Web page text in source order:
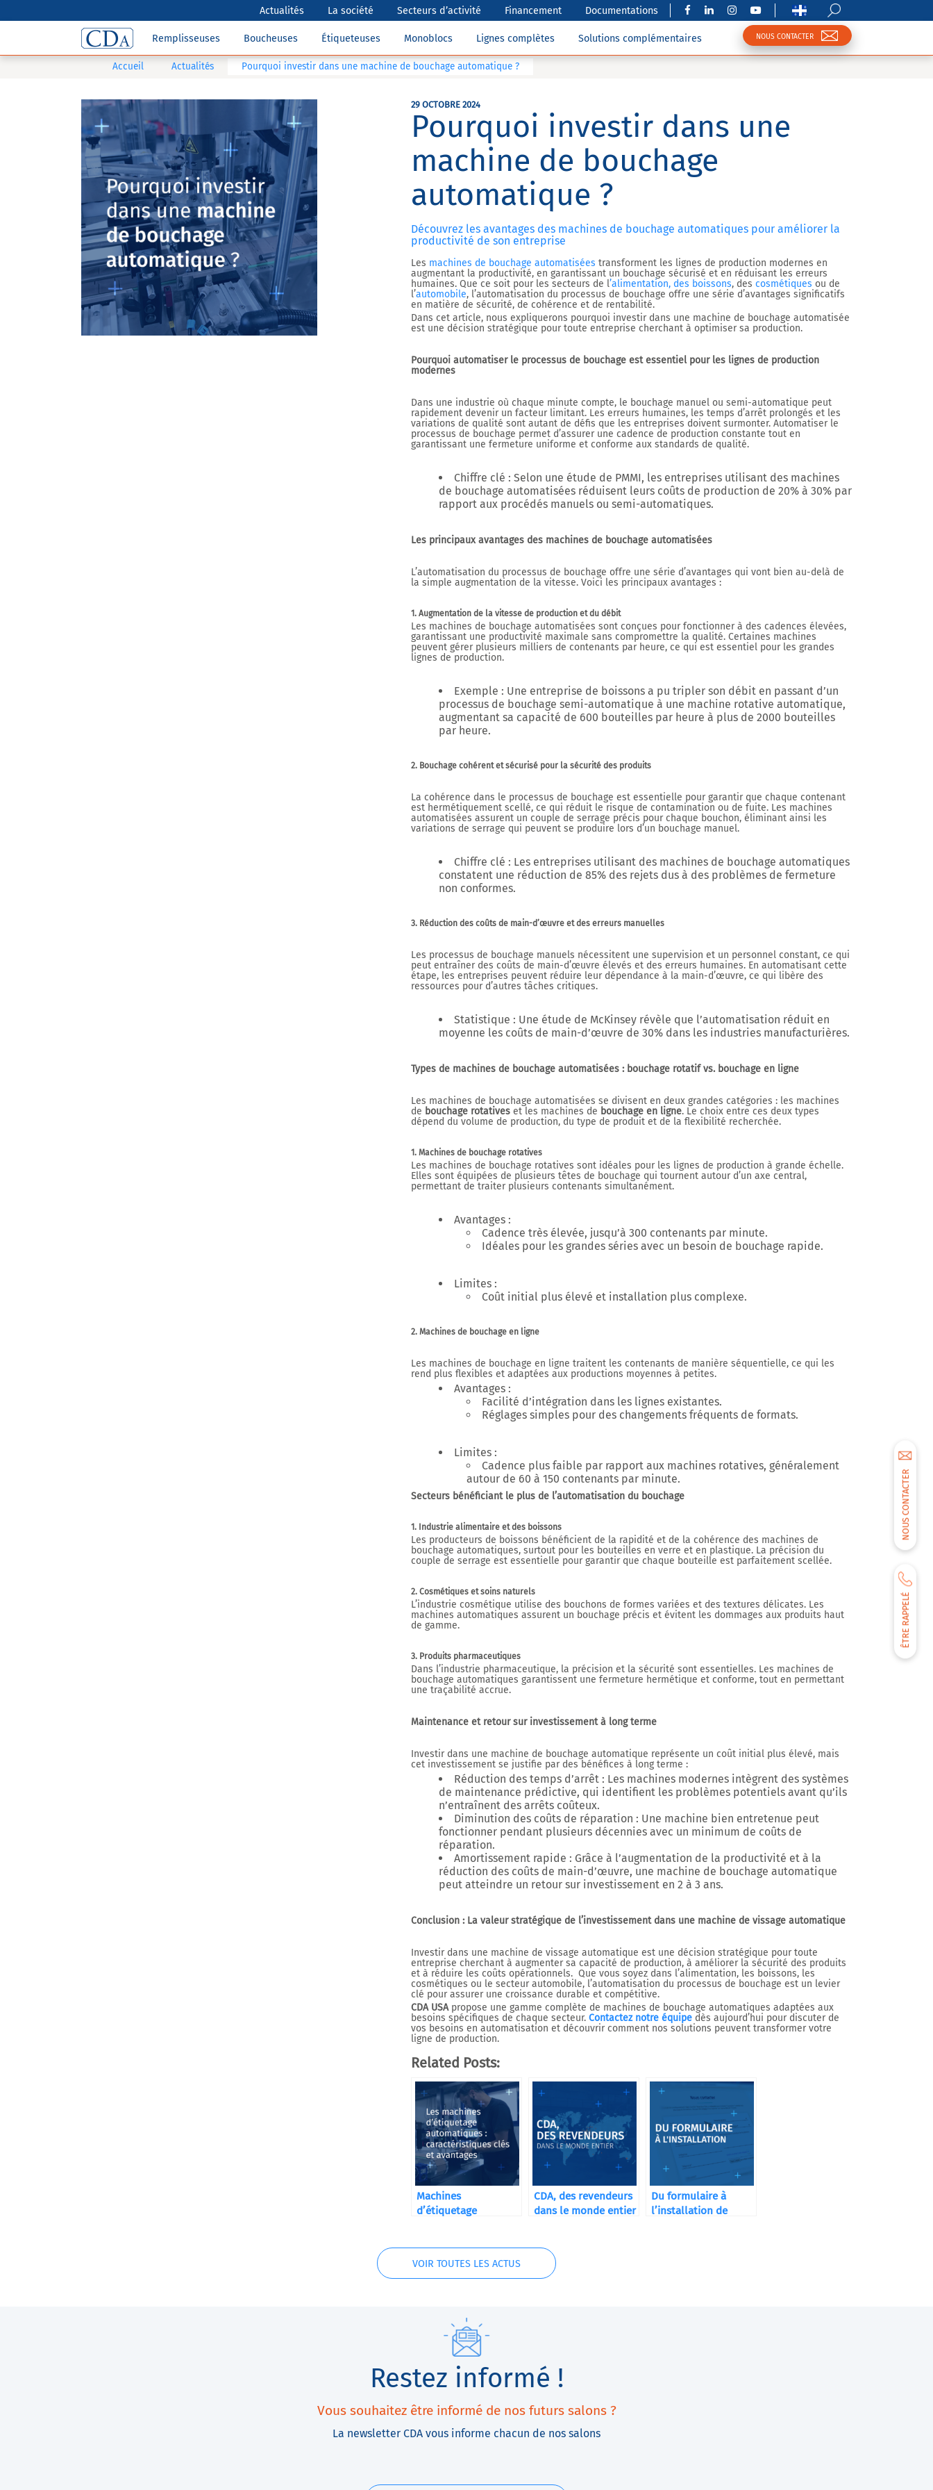
Actualités La société Secteurs d’activité Financement Documentations
Remplisseuses Boucheuses Étiqueteuses Monoblocs Lignes complètes Solutions complémentaires NOUS CONTACTER
NOUS CONTACTER
ÊTRE RAPPELÉ
Accueil Actualités Pourquoi investir dans une machine de bouchage automatique ?
29 OCTOBRE 2024
Pourquoi investir dans une
machine de bouchage
automatique ?
Découvrez les avantages des machines de bouchage automatiques pour améliorer la
productivité de son entreprise
Les machines de bouchage automatisées transforment les lignes de production modernes en
augmentant la productivité, en garantissant un bouchage sécurisé et en réduisant les erreurs
humaines. Que ce soit pour les secteurs de l’alimentation, des boissons, des cosmétiques ou de
l’automobile, l’automatisation du processus de bouchage offre une série d’avantages significatifs
en matière de sécurité, de cohérence et de rentabilité.
Dans cet article, nous expliquerons pourquoi investir dans une machine de bouchage automatisée
est une décision stratégique pour toute entreprise cherchant à optimiser sa production.
Pourquoi automatiser le processus de bouchage est essentiel pour les lignes de production
modernes
Dans une industrie où chaque minute compte, le bouchage manuel ou semi-automatique peut
rapidement devenir un facteur limitant. Les erreurs humaines, les temps d’arrêt prolongés et les
variations de qualité sont autant de défis que les entreprises doivent surmonter. Automatiser le
processus de bouchage permet d’assurer une cadence de production constante tout en
garantissant une fermeture uniforme et conforme aux standards de qualité.
Chiffre clé : Selon une étude de PMMI, les entreprises utilisant des machines
de bouchage automatisées réduisent leurs coûts de production de 20% à 30% par
rapport aux procédés manuels ou semi-automatiques.
Les principaux avantages des machines de bouchage automatisées
L’automatisation du processus de bouchage offre une série d’avantages qui vont bien au-delà de
la simple augmentation de la vitesse. Voici les principaux avantages :
1. Augmentation de la vitesse de production et du débit
Les machines de bouchage automatisées sont conçues pour fonctionner à des cadences élevées,
garantissant une productivité maximale sans compromettre la qualité. Certaines machines
peuvent gérer plusieurs milliers de contenants par heure, ce qui est essentiel pour les grandes
lignes de production.
Exemple : Une entreprise de boissons a pu tripler son débit en passant d’un
processus de bouchage semi-automatique à une machine rotative automatique,
augmentant sa capacité de 600 bouteilles par heure à plus de 2000 bouteilles
par heure.
2. Bouchage cohérent et sécurisé pour la sécurité des produits
La cohérence dans le processus de bouchage est essentielle pour garantir que chaque contenant
est hermétiquement scellé, ce qui réduit le risque de contamination ou de fuite. Les machines
automatisées assurent un couple de serrage précis pour chaque bouchon, éliminant ainsi les
variations de serrage qui peuvent se produire lors d’un bouchage manuel.
Chiffre clé : Les entreprises utilisant des machines de bouchage automatiques
constatent une réduction de 85% des rejets dus à des problèmes de fermeture
non conformes.
3. Réduction des coûts de main-d’œuvre et des erreurs manuelles
Les processus de bouchage manuels nécessitent une supervision et un personnel constant, ce qui
peut entraîner des coûts de main-d’œuvre élevés et des erreurs humaines. En automatisant cette
étape, les entreprises peuvent réduire leur dépendance à la main-d’œuvre, ce qui libère des
ressources pour d’autres tâches critiques.
Statistique : Une étude de McKinsey révèle que l’automatisation réduit en
moyenne les coûts de main-d’œuvre de 30% dans les industries manufacturières.
Types de machines de bouchage automatisées : bouchage rotatif vs. bouchage en ligne
Les machines de bouchage automatisées se divisent en deux grandes catégories : les machines
de bouchage rotatives et les machines de bouchage en ligne. Le choix entre ces deux types
dépend du volume de production, du type de produit et de la flexibilité recherchée.
1. Machines de bouchage rotatives
Les machines de bouchage rotatives sont idéales pour les lignes de production à grande échelle.
Elles sont équipées de plusieurs têtes de bouchage qui tournent autour d’un axe central,
permettant de traiter plusieurs contenants simultanément.
Avantages :
Cadence très élevée, jusqu’à 300 contenants par minute.
Idéales pour les grandes séries avec un besoin de bouchage rapide.
Limites :
Coût initial plus élevé et installation plus complexe.
2. Machines de bouchage en ligne
Les machines de bouchage en ligne traitent les contenants de manière séquentielle, ce qui les
rend plus flexibles et adaptées aux productions moyennes à petites.
Avantages :
Facilité d’intégration dans les lignes existantes.
Réglages simples pour des changements fréquents de formats.
Limites :
Cadence plus faible par rapport aux machines rotatives, généralement
autour de 60 à 150 contenants par minute.
Secteurs bénéficiant le plus de l’automatisation du bouchage
1. Industrie alimentaire et des boissons
Les producteurs de boissons bénéficient de la rapidité et de la cohérence des machines de
bouchage automatiques, surtout pour les bouteilles en verre et en plastique. La précision du
couple de serrage est essentielle pour garantir que chaque bouteille est parfaitement scellée.
2. Cosmétiques et soins naturels
L’industrie cosmétique utilise des bouchons de formes variées et des textures délicates. Les
machines automatiques assurent un bouchage précis et évitent les dommages aux produits haut
de gamme.
3. Produits pharmaceutiques
Dans l’industrie pharmaceutique, la précision et la sécurité sont essentielles. Les machines de
bouchage automatiques garantissent une fermeture hermétique et conforme, tout en permettant
une traçabilité accrue.
Maintenance et retour sur investissement à long terme
Investir dans une machine de bouchage automatique représente un coût initial plus élevé, mais
cet investissement se justifie par des bénéfices à long terme :
Réduction des temps d’arrêt : Les machines modernes intègrent des systèmes
de maintenance prédictive, qui identifient les problèmes potentiels avant qu’ils
n’entraînent des arrêts coûteux.
Diminution des coûts de réparation : Une machine bien entretenue peut
fonctionner pendant plusieurs décennies avec un minimum de coûts de
réparation.
Amortissement rapide : Grâce à l’augmentation de la productivité et à la
réduction des coûts de main-d’œuvre, une machine de bouchage automatique
peut atteindre un retour sur investissement en 2 à 3 ans.
Conclusion : La valeur stratégique de l’investissement dans une machine de vissage automatique
Investir dans une machine de vissage automatique est une décision stratégique pour toute
entreprise cherchant à augmenter sa capacité de production, à améliorer la sécurité des produits
et à réduire les coûts opérationnels. Que vous soyez dans l’alimentation, les boissons, les
cosmétiques ou le secteur automobile, l’automatisation du processus de bouchage est un levier
clé pour assurer une croissance durable et compétitive.
CDA USApropose une gamme complète de machines de bouchage automatiques adaptées aux
besoins spécifiques de chaque secteur. Contactez notre équipe dès aujourd’hui pour discuter de
vos besoins en automatisation et découvrir comment nos solutions peuvent transformer votre
ligne de production.
Related Posts:
Machines
d’étiquetage
CDA, des revendeurs
dans le monde entier
Du formulaire à
l’installation de
VOIR TOUTES LES ACTUS
Restez informé !
Vous souhaitez être informé de nos futurs salons ?
La newsletter CDA vous informe chacun de nos salons